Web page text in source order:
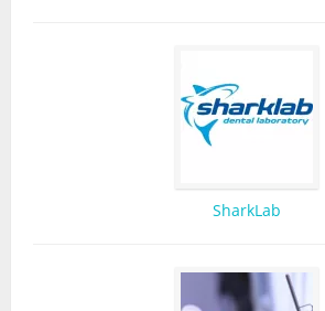
SharkLab